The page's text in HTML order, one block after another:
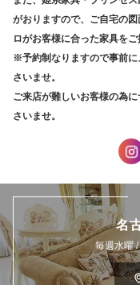
がおりますので、ご自宅の図
ロがお客様に合った家具をご
※予約制なりますので事前に
さいませ。
ご来店が難しいお客様の為
さいませ。
名
毎週水曜